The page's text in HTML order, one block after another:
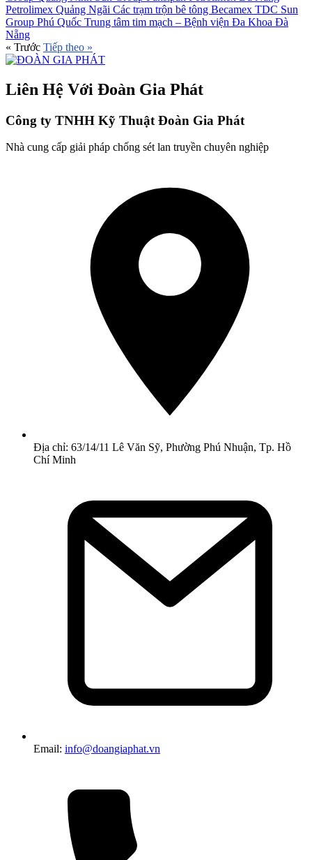
Petrolimex Quảng Ngãi Các trạm trộn bê tông Becamex TDC Sun
Group Phú Quốc Trung tâm tim mạch – Bệnh viện Đa Khoa Đà
Nẵng
« Trước Tiếp theo »
Liên Hệ Với Đoàn Gia Phát
Công ty TNHH Kỹ Thuật Đoàn Gia Phát
Nhà cung cấp giải pháp chống sét lan truyền chuyên nghiệp
Địa chỉ: 63/14/11 Lê Văn Sỹ, Phường Phú Nhuận, Tp. Hồ
Chí Minh
Email: info@doangiaphat.vn